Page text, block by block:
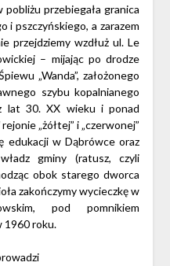
przebiegała granica
i pszczyńskiego, a zarazem
przejdziemy wzdłuż ul. Le
– mijając po drodze
„Wanda”, założonego
szybu kopalnianego
lat 30. XX wieku i ponad
„żółtej” i „czerwonej”
edukacji w Dąbrówce oraz
gminy (ratusz, czyli
obok starego dworca
zakończymy wycieczkę w
pod pomnikiem
1960 roku.